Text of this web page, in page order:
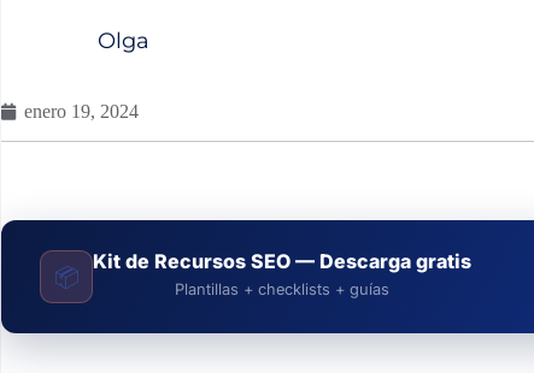
Olga
enero 19, 2024
📦
Kit de Recursos SEO — Descarga gratis
Plantillas + checklists + guías